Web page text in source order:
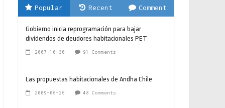
Popular Recent Comment
Gobierno inicia reprogramación para bajar
dividendos de deudores habitacionales PET
2007-10-30 91 Comments
Las propuestas habitacionales de Andha Chile
2009-06-26 48 Comments